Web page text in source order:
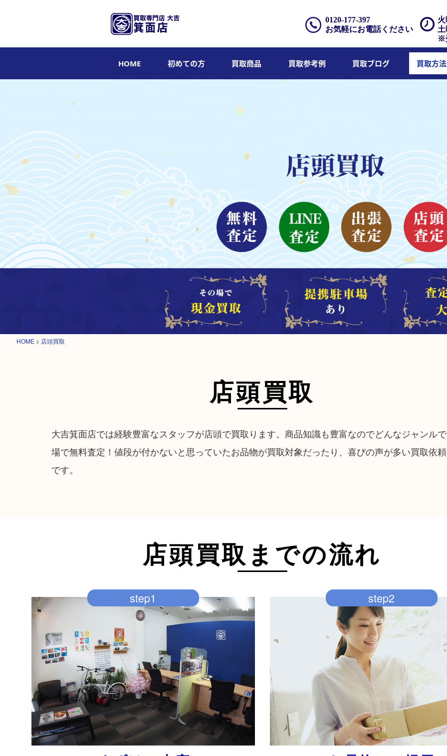
※
0120-177-397
お気軽にお電話ください
HOME 初めての方 買取商品 買取参考例 買取ブログ 買取方法
HOME > 店頭買取
店頭買取
大吉箕面店では経験豊富なスタッフが店頭で買取ります。商品知識も豊富なのでどんなジャンル
場で無料査定！値段が付かないと思っていたお品物が買取対象だったり、喜びの声が多い買取依
です。
店頭買取までの流れ
step1 step2